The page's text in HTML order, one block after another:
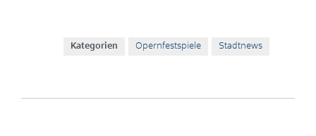
Kategorien Opernfestspiele Stadtnews